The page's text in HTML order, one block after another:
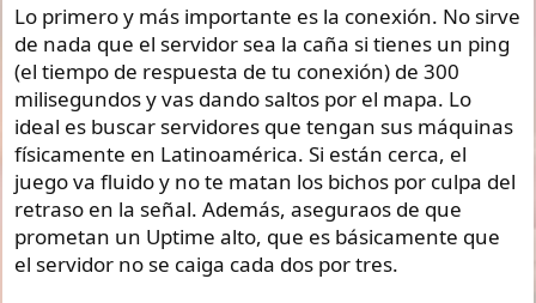
Lo primero y más importante es la conexión. No sirve
de nada que el servidor sea la caña si tienes un ping
(el tiempo de respuesta de tu conexión) de 300
milisegundos y vas dando saltos por el mapa. Lo
ideal es buscar servidores que tengan sus máquinas
físicamente en Latinoamérica. Si están cerca, el
juego va fluido y no te matan los bichos por culpa del
retraso en la señal. Además, aseguraos de que
prometan un Uptime alto, que es básicamente que
el servidor no se caiga cada dos por tres.